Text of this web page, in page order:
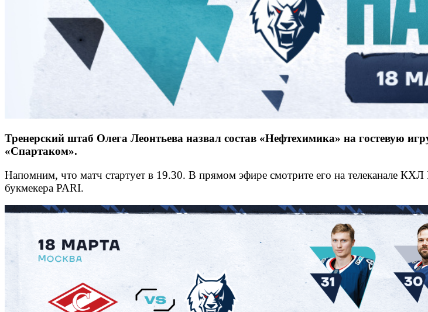
Тренерский штаб Олега Леонтьева назвал состав «Нефтехимика» на гостевую
«Спартаком».
Напомним, что матч стартует в 19.30. В прямом эфире смотрите его на телеканале
букмекера PARI.